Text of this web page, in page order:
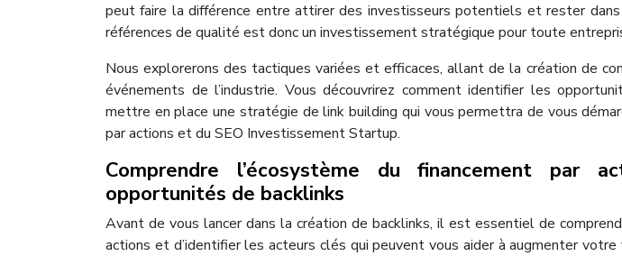
peut faire la différence entre attirer des investisseurs potentiels et rester dans
références de qualité est donc un investissement stratégique pour toute
Nous explorerons des tactiques variées et efficaces, allant de la création de
événements de l’industrie. Vous découvrirez comment identifier les
mettre en place une stratégie de link building qui vous permettra de vous
par actions et du SEO Investissement Startup.
Comprendre l’écosystème du financement par
opportunités de backlinks
Avant de vous lancer dans la création de backlinks, il est essentiel de
actions et d’identifier les acteurs clés qui peuvent vous aider à augmenter